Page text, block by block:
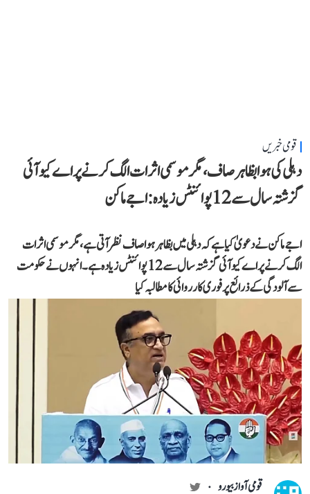
قومی خبریں
دہلی کی ہوا بظاہر صاف، مگر موسمی اثرات الگ کرنے پر اے کیو آئی
گزشتہ سال سے 12 پوائنٹس زیادہ: اجے ماکن
اجے ماکن نے دعویٰ کیا ہے کہ دہلی میں بظاہر ہوا صاف نظر آتی ہے، مگر موسمی اثرات
الگ کرنے پر اے کیو آئی گزشتہ سال سے 12 پوائنٹس زیادہ ہے۔ انہوں نے حکومت
سے آلودگی کے ذرائع پر فوری کارروائی کا مطالبہ کیا
قومی آواز بیورو